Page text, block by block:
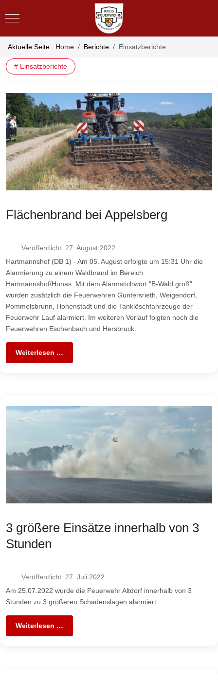
Mobile Menu Toggle
Aktuelle Seite: Home Berichte Einsatzberichte
# Einsatzberichte
Flächenbrand bei Appelsberg
Veröffentlicht: 27. August 2022
Hartmannshof (DB 1) - Am 05. August erfolgte um 15:31 Uhr die
Alarmierung zu einem Waldbrand im Bereich
Hartmannshof/Hunas. Mit dem Alarmstichwort "B-Wald groß"
wurden zusätzlich die Feuerwehren Guntersrieth, Weigendorf,
Pommelsbrunn, Hohenstadt und die Tanklöschfahrzeuge der
Feuerwehr Lauf alarmiert. Im weiteren Verlauf folgten noch die
Feuerwehren Eschenbach und Hersbruck.
Weiterlesen …
3 größere Einsätze innerhalb von 3
Stunden
Veröffentlicht: 27. Juli 2022
Am 25.07.2022 wurde die Feuerwehr Altdorf innerhalb von 3
Stunden zu 3 größeren Schadenslagen alarmiert.
Weiterlesen …